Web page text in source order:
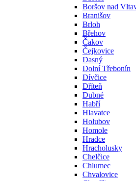
Boršov nad
Branišov
Brloh
Břehov
Čakov
Čejkovice
Dasný
Dolní Třebonín
Dívčice
Dříteň
Dubné
Habří
Hlavatce
Holubov
Homole
Hradce
Hracholusky
Chelčice
Chlumec
Chvalovice